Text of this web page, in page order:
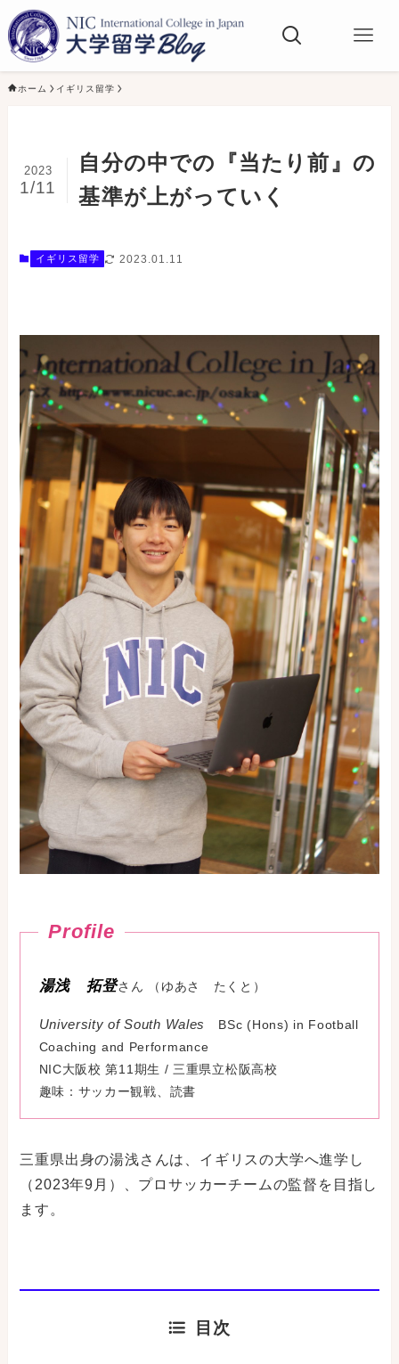
ホーム イギリス留学
自分の中での『当たり前』の
基準が上がっていく
2023
1/11
イギリス留学 2023.01.11
湯浅 拓登さん （ゆあさ たくと）
University of South Wales
BSc (Hons) in Football
Coaching and Performance
NIC大阪校 第11期生 / 三重県立松阪高校
趣味：サッカー観戦、読書
三重県出身の湯浅さんは、イギリスの大学へ進学し
（2023年9月）、プロサッカーチームの監督を目指し
ます。
目次